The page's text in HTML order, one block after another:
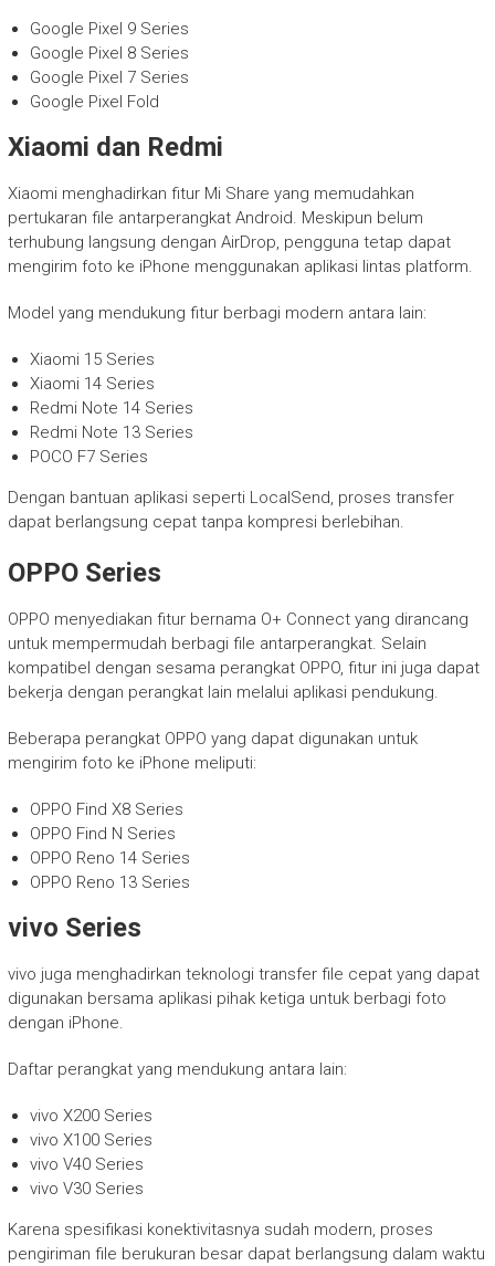
Google Pixel 9 Series
Google Pixel 8 Series
Google Pixel 7 Series
Google Pixel Fold
Xiaomi dan Redmi
Xiaomi menghadirkan fitur Mi Share yang memudahkan
pertukaran file antarperangkat Android. Meskipun belum
terhubung langsung dengan AirDrop, pengguna tetap dapat
mengirim foto ke iPhone menggunakan aplikasi lintas platform.
Model yang mendukung fitur berbagi modern antara lain:
Xiaomi 15 Series
Xiaomi 14 Series
Redmi Note 14 Series
Redmi Note 13 Series
POCO F7 Series
Dengan bantuan aplikasi seperti LocalSend, proses transfer
dapat berlangsung cepat tanpa kompresi berlebihan.
OPPO Series
OPPO menyediakan fitur bernama O+ Connect yang dirancang
untuk mempermudah berbagi file antarperangkat. Selain
kompatibel dengan sesama perangkat OPPO, fitur ini juga dapat
bekerja dengan perangkat lain melalui aplikasi pendukung.
Beberapa perangkat OPPO yang dapat digunakan untuk
mengirim foto ke iPhone meliputi:
OPPO Find X8 Series
OPPO Find N Series
OPPO Reno 14 Series
OPPO Reno 13 Series
vivo Series
vivo juga menghadirkan teknologi transfer file cepat yang dapat
digunakan bersama aplikasi pihak ketiga untuk berbagi foto
dengan iPhone.
Daftar perangkat yang mendukung antara lain:
vivo X200 Series
vivo X100 Series
vivo V40 Series
vivo V30 Series
Karena spesifikasi konektivitasnya sudah modern, proses
pengiriman file berukuran besar dapat berlangsung dalam waktu